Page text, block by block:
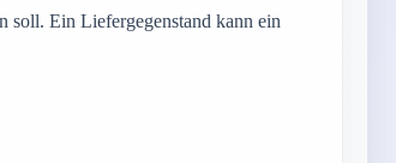
soll. Ein Liefergegenstand kann ein